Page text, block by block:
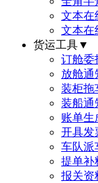
文本在
文本在
货运工具▼
订舱委
放舱通
装柜拖
装船通
账单生
开具发
车队派
提单补
报关资